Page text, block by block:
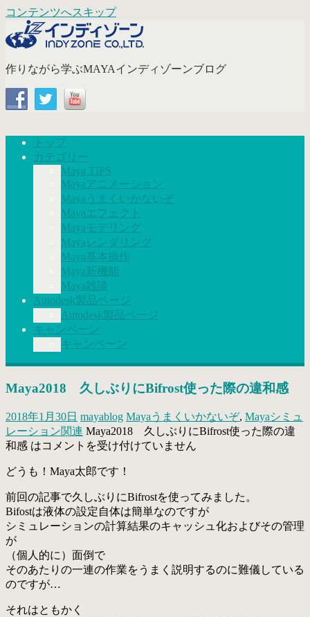
コンテンツへスキップ
作りながら学ぶMAYAインディゾーンブログ
トップ
カテゴリー
Maya TIPS
Mayaアニメーション
Mayaうまくいかないぞ
Mayaエフェクト
Mayaモデリング
Mayaレンダリング
Maya基本操作
Maya新機能
Maya雑談
Autodesk製品ページ
Autodesk製品ページ
キャンペーン
キャンペーン
Maya2018 久しぶりにBifrost使った際の違和感
2018年1月30日 mayablog Mayaうまくいかないぞ, Mayaシミュ
レーション関連 Maya2018 久しぶりにBifrost使った際の違
和感 はコメントを受け付けていません
どうも！Maya太郎です！
前回の記事で久しぶりにBifrostを使ってみました。
Bifostは液体の設定自体は簡単なのですが
シミュレーションの計算結果のキャッシュ化およびその管理
が
（個人的に）面倒で
そのあたりの一連の作業をうまく説明するのに難儀している
のですが…
それはともかく